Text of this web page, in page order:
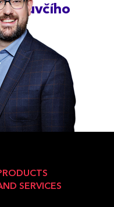
mluvčího
SERVICES